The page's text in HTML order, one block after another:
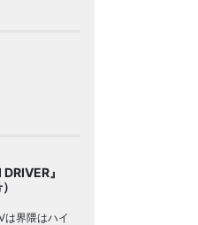
』
は界隈はハイ